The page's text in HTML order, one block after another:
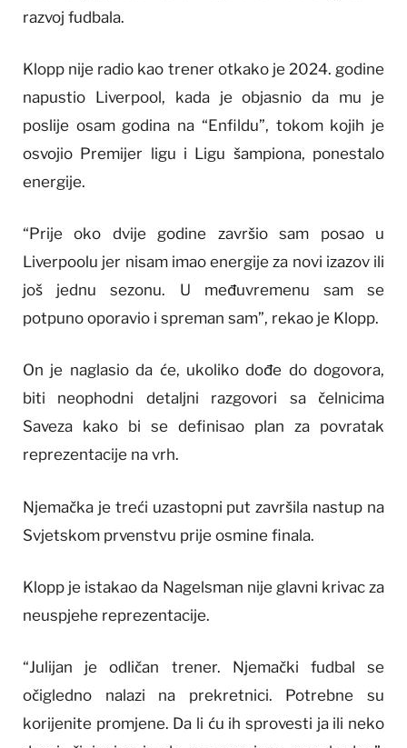
razvoj fudbala.
Klopp nije radio kao trener otkako je 2024. godine
napustio Liverpool, kada je objasnio da mu je
poslije osam godina na “Enfildu”, tokom kojih je
osvojio Premijer ligu i Ligu šampiona, ponestalo
energije.
“Prije oko dvije godine završio sam posao u
Liverpoolu jer nisam imao energije za novi izazov ili
još jednu sezonu. U međuvremenu sam se
potpuno oporavio i spreman sam”, rekao je Klopp.
On je naglasio da će, ukoliko dođe do dogovora,
biti neophodni detaljni razgovori sa čelnicima
Saveza kako bi se definisao plan za povratak
reprezentacije na vrh.
Njemačka je treći uzastopni put završila nastup na
Svjetskom prvenstvu prije osmine finala.
Klopp je istakao da Nagelsman nije glavni krivac za
neuspjehe reprezentacije.
“Julijan je odličan trener. Njemački fudbal se
očigledno nalazi na prekretnici. Potrebne su
korijenite promjene. Da li ću ih sprovesti ja ili neko